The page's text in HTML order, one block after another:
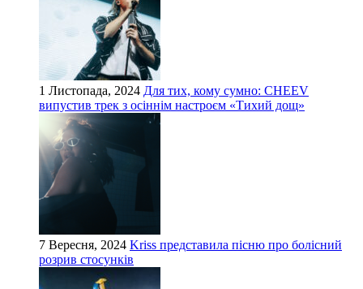
1 Листопада, 2024 Для тих, кому сумно: CHEEV
випустив трек з осіннім настроєм «Тихий дощ»
7 Вересня, 2024 Kriss представила пісню про болісний
розрив стосунків